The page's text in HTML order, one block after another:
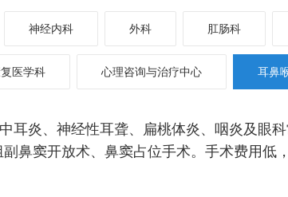
神经内科 外科 肛肠科
医学科 心理咨询与治疗中心 耳鼻
耳炎、神经性耳聋、扁桃体炎、咽炎及眼
鼻窦开放术、鼻窦占位手术。手术费用低